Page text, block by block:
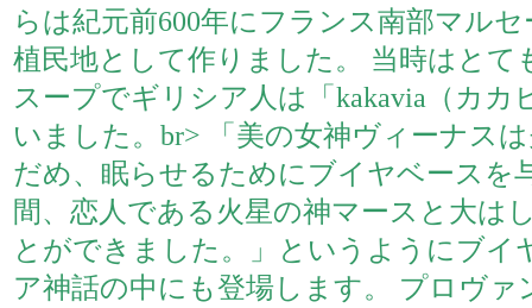
らは紀元前600年にフランス南部マル
植民地として作りました。 当時はとて
スープでギリシア人は「kakavia（カカ
いました。br> 「美の女神ヴィーナス
だめ、眠らせるためにブイヤベースを
間、恋人である火星の神マースと大は
とができました。」というようにブイ
ア神話の中にも登場します。 プロヴァ